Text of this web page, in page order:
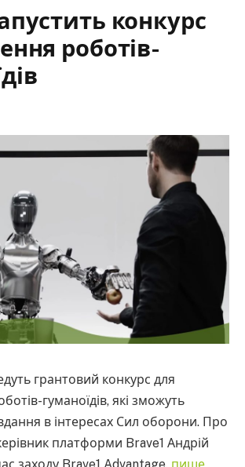
конкурс
роботів-
грантовий конкурс для
гуманоїдів, які зможуть
в інтересах Сил оборони. Про
платформи Brave1 Андрій